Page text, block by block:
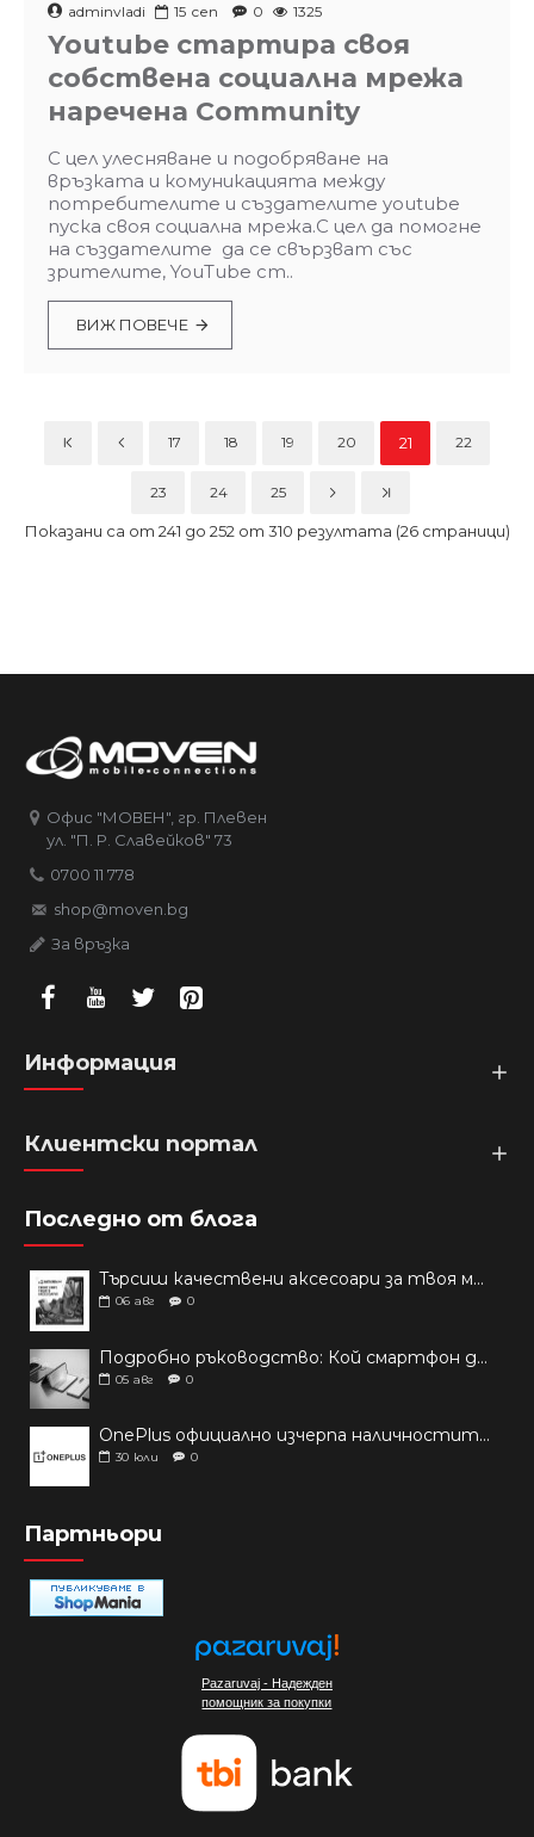
adminvladi 15 сеп 0 1325
Youtube стартира своя
собствена социална мрежа
наречена Community
С цел улесняване и подобряване на
връзката и комуникацията между
потребителите и създателите youtube
пуска своя социална мрежа.С цел да помогне
на създателите да се свързват със
зрителите, YouTube ст..
ВИЖ ПОВЕЧЕ
17 18 19 20 21 22
23 24 25
Показани са от 241 до 252 от 310 резултата (26 страници)
Офис "МОВЕН", гр. Плевен
ул. "П. Р. Славейков" 73
0700 11 778
shop@moven.bg
За връзка
Информация
Клиентски портал
Последно от блога
Търсиш качествени аксесоари за твоя модел? Как правилно да защитим новия си смартфон: Ръководство за аксесоари през 2026 г.
06 авг 0
Подробно ръководство: Кой смартфон да купиш през 2026 г.?
05 авг 0
OnePlus официално изчерпа наличностите си от телефони на основни пазари
30 юли 0
Партньори
Pazaruvaj - Надежден
помощник за покупки